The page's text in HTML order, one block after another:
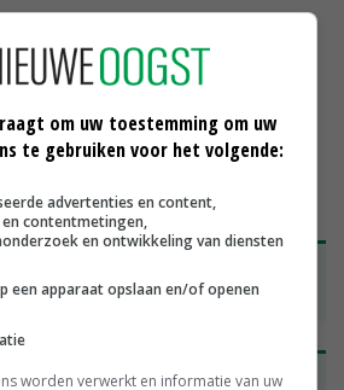
eens. 'Dat is alleen weer
in Nederland. Voor
heb je meer ruimte nodig. Het
is in de meeste gebieden
kan de overheid wel een
naar risico's emissiearme
Helma Lodders en Erik Ziengs
om uw toestemming om uw
te gebruiken voor het volgende:
advertenties en content,
contentmetingen,
en ontwikkeling van diensten
een apparaat opslaan en/of openen
worden verwerkt en informatie van uw